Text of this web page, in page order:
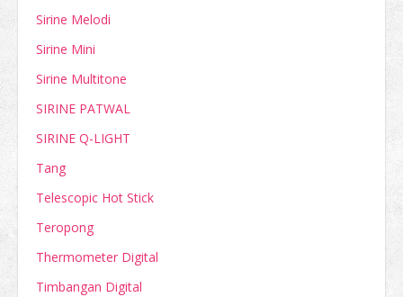
Sirine Melodi
Sirine Mini
Sirine Multitone
SIRINE PATWAL
SIRINE Q-LIGHT
Tang
Telescopic Hot Stick
Teropong
Thermometer Digital
Timbangan Digital